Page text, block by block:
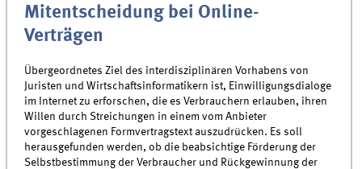
Mitentscheidung bei Online-
Verträgen
Übergeordnetes Ziel des interdisziplinären Vorhabens von
Juristen und Wirtschaftsinformatikern ist, Einwilligungsdialoge
im Internet zu erforschen, die es Verbrauchern erlauben, ihren
Willen durch Streichungen in einem vom Anbieter
vorgeschlagenen Formvertragstext auszudrücken. Es soll
herausgefunden werden, ob die beabsichtige Förderung der
Selbstbestimmung der Verbraucher und Rückgewinnung der